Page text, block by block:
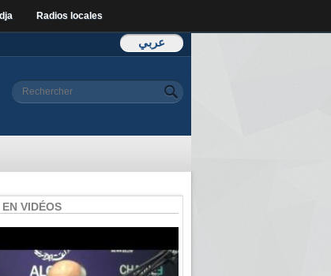
Radios locales
عربي
Formulaire de
Rechercher
VIDÉOS